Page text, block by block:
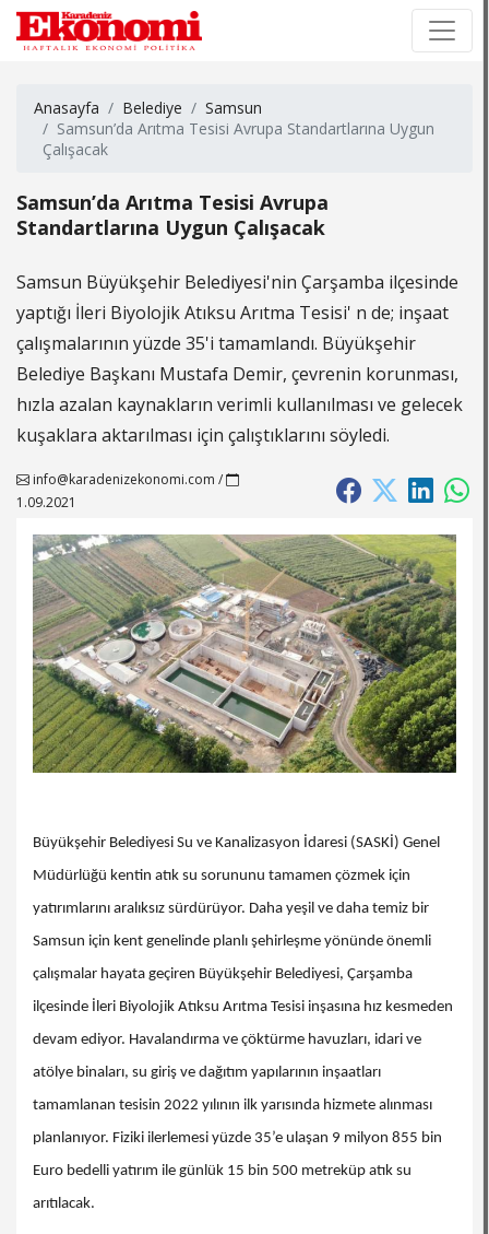
Anasayfa Belediye
Samsun
Samsun’da Arıtma Tesisi Avrupa Standartlarına Uygun
Çalışacak
Samsun’da Arıtma Tesisi Avrupa
Standartlarına Uygun Çalışacak
Samsun Büyükşehir Belediyesi'nin Çarşamba ilçesinde
yaptığı İleri Biyolojik Atıksu Arıtma Tesisi' n de; inşaat
çalışmalarının yüzde 35'i tamamlandı. Büyükşehir
Belediye Başkanı Mustafa Demir, çevrenin korunması,
hızla azalan kaynakların verimli kullanılması ve gelecek
kuşaklara aktarılması için çalıştıklarını söyledi.
info@karadenizekonomi.com /
1.09.2021
Büyükşehir Belediyesi Su ve Kanalizasyon İdaresi (SASKİ) Genel
Müdürlüğü kentin atık su sorununu tamamen çözmek için
yatırımlarını aralıksız sürdürüyor. Daha yeşil ve daha temiz bir
Samsun için kent genelinde planlı şehirleşme yönünde önemli
çalışmalar hayata geçiren Büyükşehir Belediyesi, Çarşamba
ilçesinde İleri Biyolojik Atıksu Arıtma Tesisi inşasına hız kesmeden
devam ediyor. Havalandırma ve çöktürme havuzları, idari ve
atölye binaları, su giriş ve dağıtım yapılarının inşaatları
tamamlanan tesisin 2022 yılının ilk yarısında hizmete alınması
planlanıyor. Fiziki ilerlemesi yüzde 35’e ulaşan 9 milyon 855 bin
Euro bedelli yatırım ile günlük 15 bin 500 metreküp atık su
arıtılacak.
×
×